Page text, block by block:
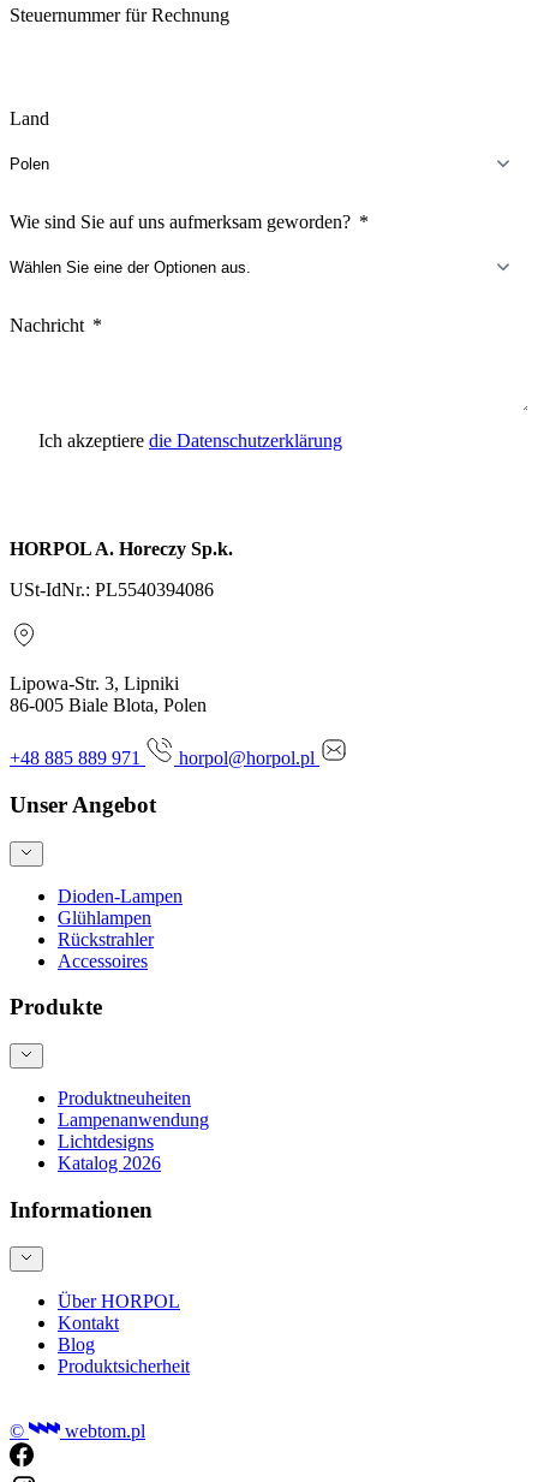
Steuernummer für Rechnung
Land
Wie sind Sie auf uns aufmerksam geworden?
Nachricht
Ich akzeptiere die Datenschutzerklärung
HORPOL A. Horeczy Sp.k.
USt-IdNr.: PL5540394086
Lipowa-Str. 3, Lipniki
86-005 Biale Blota, Polen
+48 885 889 971 horpol@horpol.pl
Unser Angebot
Dioden-Lampen
Glühlampen
Rückstrahler
Accessoires
Produkte
Produktneuheiten
Lampenanwendung
Lichtdesigns
Katalog 2026
Informationen
Über HORPOL
Kontakt
Blog
Produktsicherheit
© webtom.pl